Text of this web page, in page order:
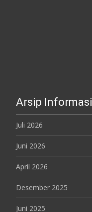
Arsip Informasi
Juli 2026
Juni 2026
April 2026
Desember 2025
Juni 2025